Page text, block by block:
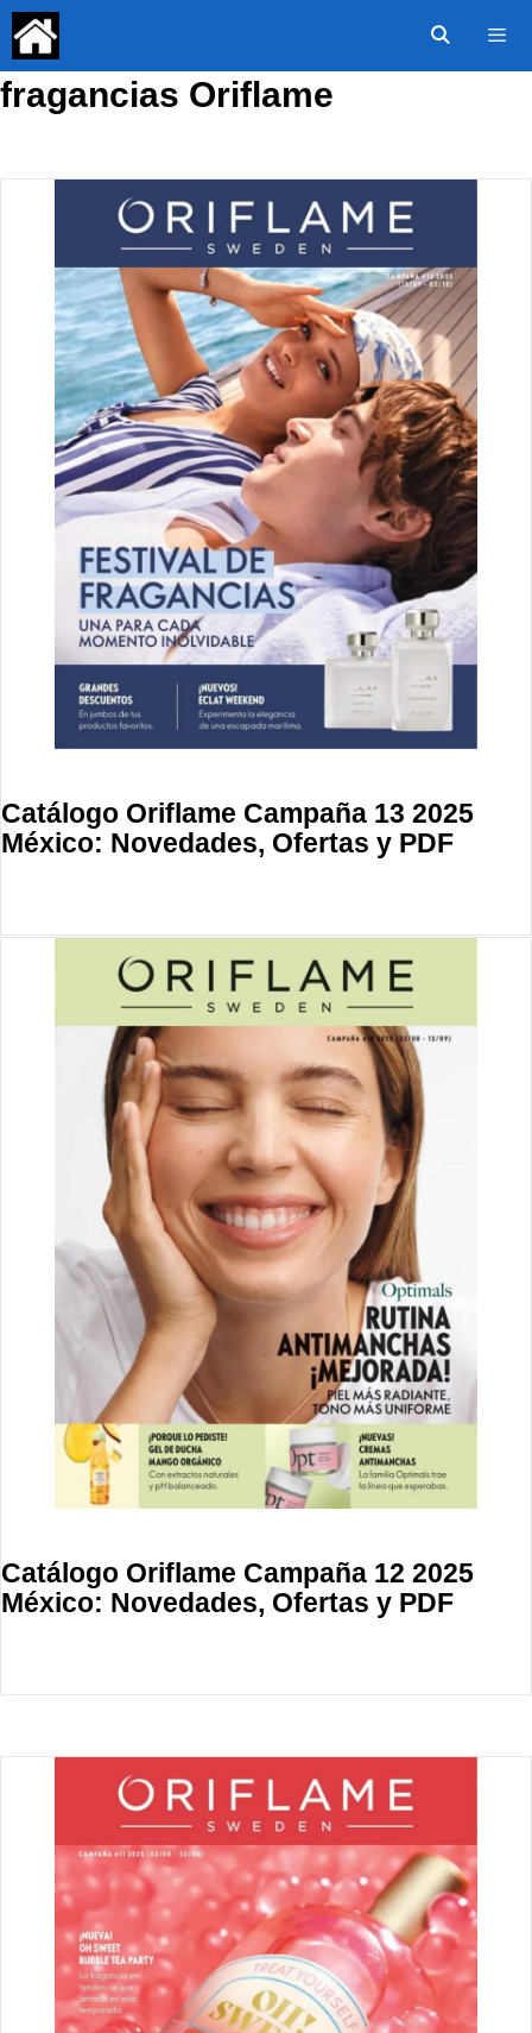
Saltar
contenido
fragancias Oriflame
Catálogo Oriflame Campaña 13 2025
México: Novedades, Ofertas y PDF
Catálogo Oriflame Campaña 12 2025
México: Novedades, Ofertas y PDF